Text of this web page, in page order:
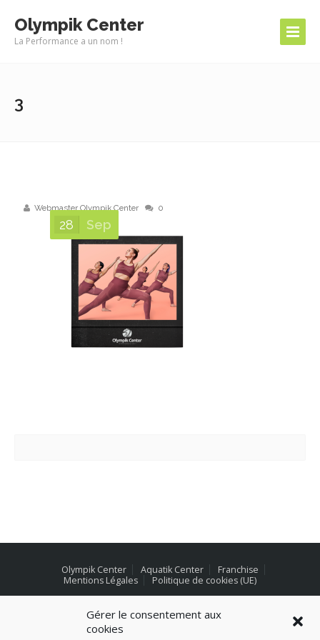
Gérer le consentement aux
cookies
Olympik Center
La Performance a un nom !
3
Webmaster Olympik Center 0
28 Sep
Olympik Center Aquatik Center
Franchise
Mentions Légales
Politique de cookies (UE)